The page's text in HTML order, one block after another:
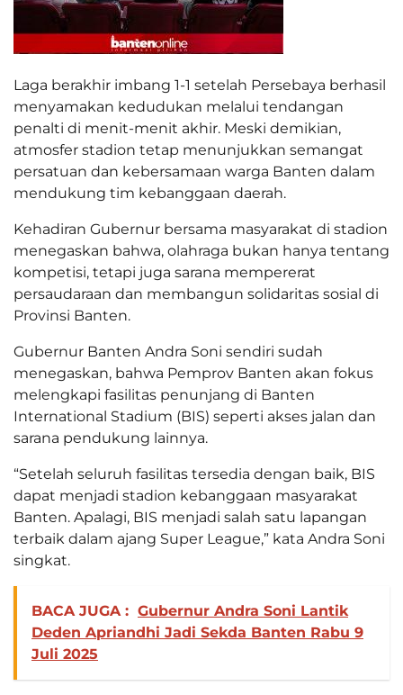
Laga berakhir imbang 1-1 setelah Persebaya berhasil
menyamakan kedudukan melalui tendangan
penalti di menit-menit akhir. Meski demikian,
atmosfer stadion tetap menunjukkan semangat
persatuan dan kebersamaan warga Banten dalam
mendukung tim kebanggaan daerah.
Kehadiran Gubernur bersama masyarakat di stadion
menegaskan bahwa, olahraga bukan hanya tentang
kompetisi, tetapi juga sarana mempererat
persaudaraan dan membangun solidaritas sosial di
Provinsi Banten.
Gubernur Banten Andra Soni sendiri sudah
menegaskan, bahwa Pemprov Banten akan fokus
melengkapi fasilitas penunjang di Banten
International Stadium (BIS) seperti akses jalan dan
sarana pendukung lainnya.
“Setelah seluruh fasilitas tersedia dengan baik, BIS
dapat menjadi stadion kebanggaan masyarakat
Banten. Apalagi, BIS menjadi salah satu lapangan
terbaik dalam ajang Super League,” kata Andra Soni
singkat.
BACA JUGA : Gubernur Andra Soni Lantik
Deden Apriandhi Jadi Sekda Banten Rabu 9
Juli 2025